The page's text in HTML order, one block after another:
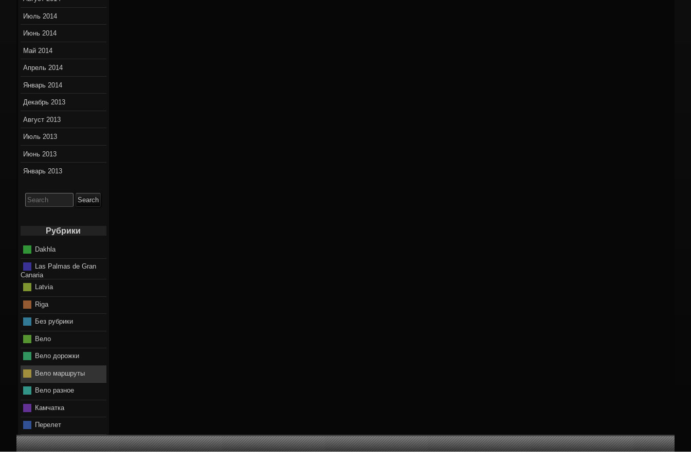
Июль 2014
Июнь 2014
Май 2014
Апрель 2014
Январь 2014
Декабрь 2013
Август 2013
Июль 2013
Июнь 2013
Январь 2013
for:
Рубрики
Dakhla
Las Palmas de Gran
Canaria
Latvia
Riga
Без рубрики
Вело
Вело дорожки
Вело маршруты
Вело разное
Камчатка
Перелет